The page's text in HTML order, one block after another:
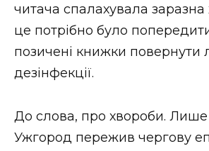
читача спалахувала
це потрібно було попередити
позичені книжки повернути
дезінфекції.
До слова, про хвороби. Лише
Ужгород пережив чергову